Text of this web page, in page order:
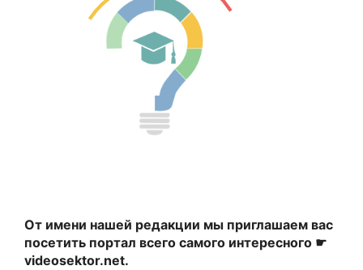
От имени нашей редакции мы приглашаем вас
посетить портал всего самого интересного ☛
videosektor.net.